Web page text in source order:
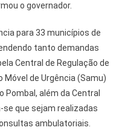
o governador.
para 33 municípios de
tanto demandas
Central de Regulação de
de Urgência (Samu)
Pombal, além da Central
se que sejam realizadas
ambulatoriais.